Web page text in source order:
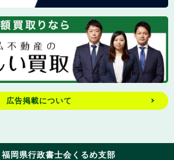
広告掲載について
岡県行政書士会くるめ支部